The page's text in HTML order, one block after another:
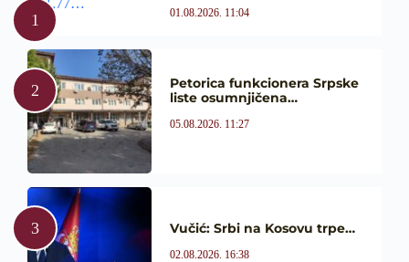
01.08.2026. 11:04
Petorica funkcionera Srpske
liste osumnjičena…
05.08.2026. 11:27
Vučić: Srbi na Kosovu trpe…
02.08.2026. 16:38